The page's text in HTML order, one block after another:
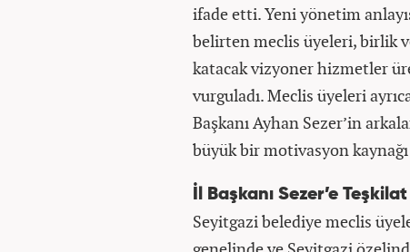
ifade etti. Yeni yönetim
belirten meclis üyeleri, birlik
katacak vizyoner hizmetler
vurguladı. Meclis üyeleri
Başkanı Ayhan Sezer’in
büyük bir motivasyon
İl Başkanı Sezer’e
Seyitgazi belediye meclis